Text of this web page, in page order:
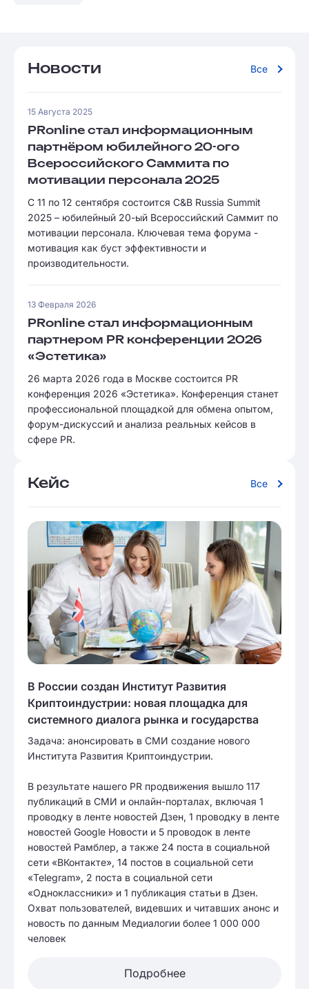
Новости Все
15 Августа 2025
PRonline стал информационным
партнёром юбилейного 20-ого
Всероссийского Саммита по
мотивации персонала 2025
С 11 по 12 сентября состоится C&B Russia Summit
2025 – юбилейный 20-ый Всероссийский Саммит по
мотивации персонала. Ключевая тема форума -
мотивация как буст эффективности и
производительности.
13 Февраля 2026
PRonline стал информационным
партнером PR конференции 2026
«Эстетика»
26 марта 2026 года в Москве состоится PR
конференция 2026 «Эстетика». Конференция станет
профессиональной площадкой для обмена опытом,
форум-дискуссий и анализа реальных кейсов в
сфере PR.
Кейс Все
В России создан Институт Развития
Криптоиндустрии: новая площадка для
системного диалога рынка и государства
Задача: анонсировать в СМИ создание нового
Института Развития Криптоиндустрии.
В результате нашего PR продвижения вышло 117
публикаций в СМИ и онлайн-порталах, включая 1
проводку в ленте новостей Дзен, 1 проводку в ленте
новостей Google Новости и 5 проводок в ленте
новостей Рамблер, а также 24 поста в социальной
сети «ВКонтакте», 14 постов в социальной сети
«Telegram», 2 поста в социальной сети
«Одноклассники» и 1 публикация статьи в Дзен.
Охват пользователей, видевших и читавших анонс и
новость по данным Медиалогии более 1 000 000
человек
Подробнее